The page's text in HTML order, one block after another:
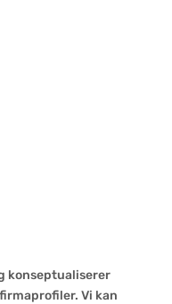
konseptualiserer
Vi kan